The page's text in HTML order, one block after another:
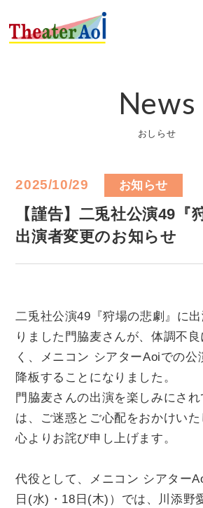
シアターについ
主催イベン
イベントカレン
チケット
貸館情報
よくあるご質
アクセス
News
おしらせ
2025/10/29 お知らせ
【謹告】二兎社公演49『
出演者変更のお知らせ
二兎社公演49『狩場の悲劇』に
りました門脇麦さんが、体調不
く、メニコン シアターAoiでの公
降板することになりました。
門脇麦さんの出演を楽しみにさ
は、ご迷惑とご心配をおかけいた
心よりお詫び申し上げます。
代役として、メニコン シアター
日(水)・18日(木)）では、川添野